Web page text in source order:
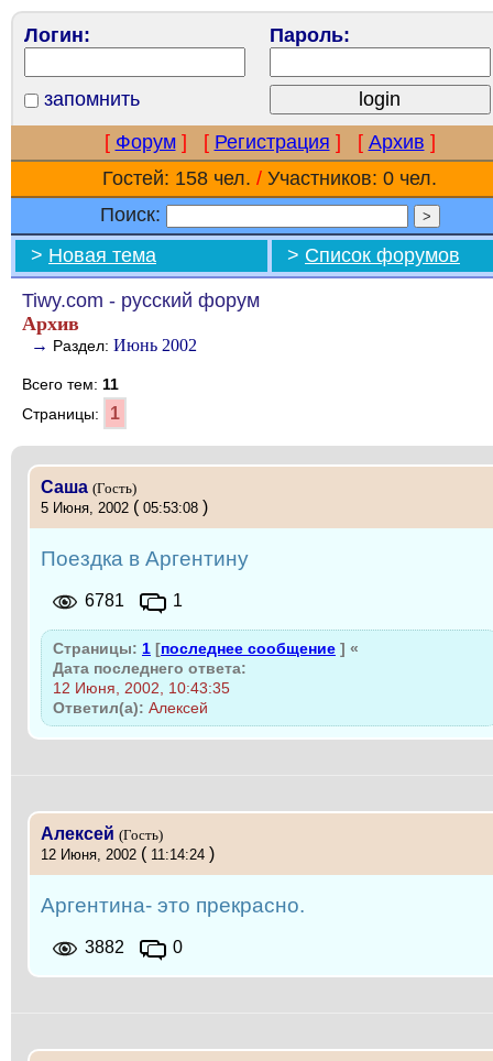
Логин: Пароль:
запомнить
[ Форум ] [ Регистрация ] [ Архив ]
Гостей: 158 чел. / Участников: 0 чел.
Поиск:
> Новая тема > Список форумов
Tiwy.com - русский форум
Архив
→ Раздел: Июнь 2002
Всего тем: 11
Страницы:
1
Саша (Гость)
5 Июня, 2002 ( 05:53:08 )
Поездка в Аргентину
6781 1
Страницы: 1 [последнее сообщение ] «
Дата последнего ответа:
12 Июня, 2002, 10:43:35
Ответил(а): Алексей
Алексей (Гость)
12 Июня, 2002 ( 11:14:24 )
Аргентина- это прекрасно.
3882 0